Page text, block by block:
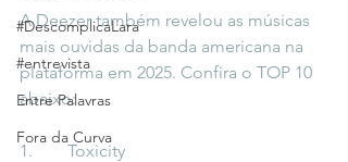
#DescomplicaLara
#entrevista
Entre Palavras
Fora da Curva
A Deezer também revelou as músicas
mais ouvidas da banda americana na
plataforma em 2025. Confira o TOP 10
abaixo:
1.        Toxicity